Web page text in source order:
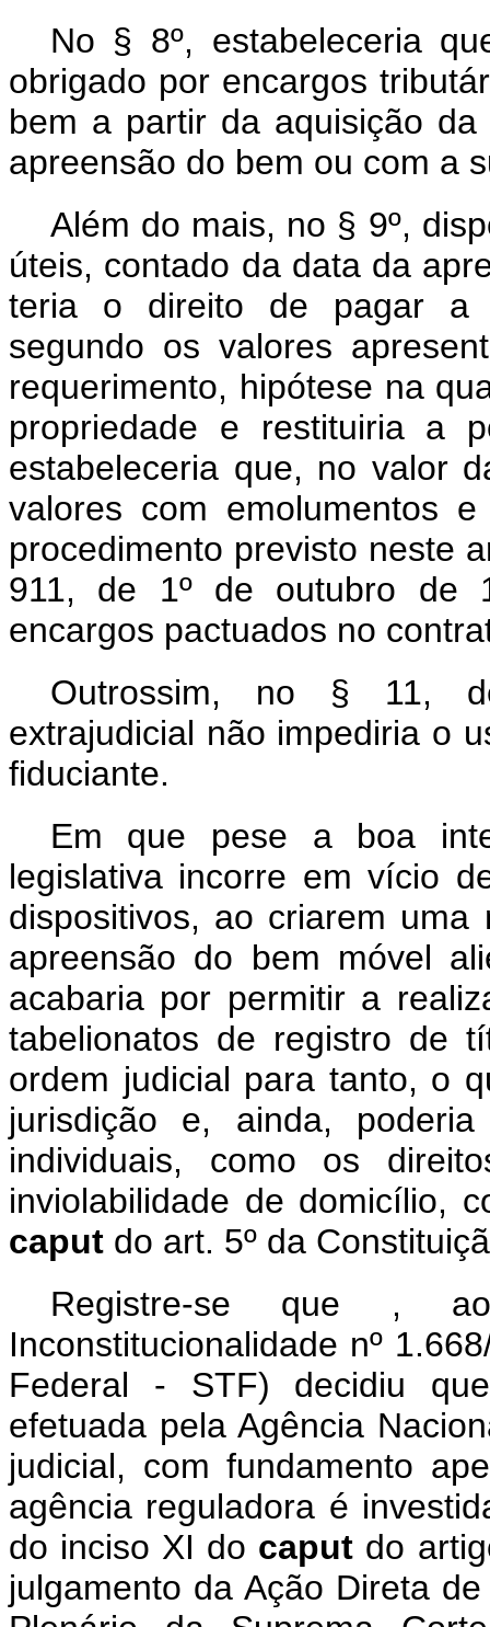
No § 8º, estabeleceria
obrigado por encargos
bem a partir da aquisição
apreensão do bem ou com a
Além do mais, no § 9º,
úteis, contado da data da
teria o direito de pagar a
segundo os valores
requerimento, hipótese na
propriedade e restituiria a
estabeleceria que, no valor
valores com emolumentos
procedimento previsto neste
911, de 1º de outubro de
encargos pactuados no
Outrossim, no § 11,
extrajudicial não impediria o
fiduciante.
Em que pese a boa
legislativa incorre em vício
dispositivos, ao criarem
apreensão do bem móvel
acabaria por permitir a
tabelionatos de registro de
ordem judicial para tanto, o
jurisdição e, ainda,
individuais, como os
inviolabilidade de domicílio,
caput do art. 5º da
Registre-se que ,
Inconstitucionalidade nº
Federal - STF) decidiu
efetuada pela Agência
judicial, com fundamento
agência reguladora é
do inciso XI do caput do
julgamento da Ação Direta